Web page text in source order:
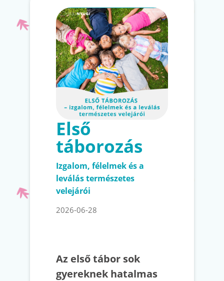
Első
táborozás
Izgalom, félelmek és a
leválás természetes
velejárói
2026-06-28
Az első tábor sok
gyereknek hatalmas